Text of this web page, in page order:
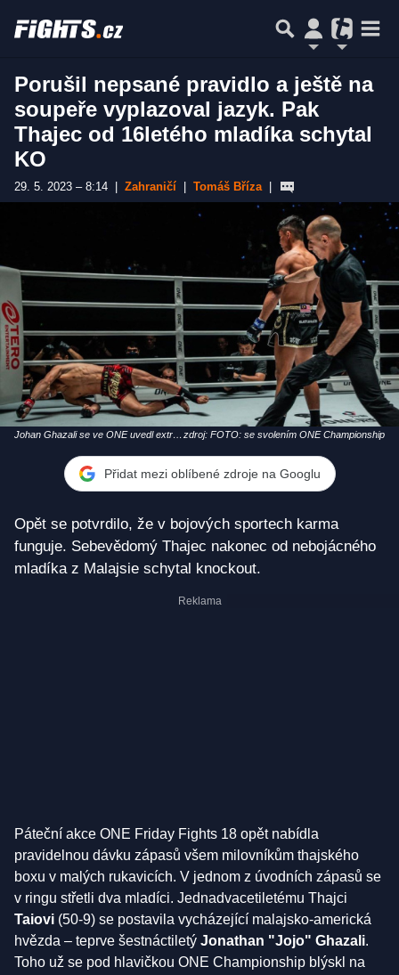
Porušil nepsané pravidlo a ještě na
soupeře vyplazoval jazyk. Pak
Thajec od 16letého mladíka schytal
KO
29. 5. 2023 – 8:14 Zahraničí Tomáš Bříza
Johan Ghazali se ve ONE uvedl extra zdroj: FOTO: se svolením ONE Championship
Přidat mezi oblíbené zdroje na Googlu
Opět se potvrdilo, že v bojových sportech karma
funguje. Sebevědomý Thajec nakonec od nebojácného
mladíka z Malajsie schytal knockout.
Páteční akce ONE Friday Fights 18 opět nabídla
pravidelnou dávku zápasů všem milovníkům thajského
boxu v malých rukavicích. V jednom z úvodních zápasů se
v ringu střetli dva mladíci. Jednadvacetiletému Thajci
Taiovi (50-9) se postavila vycházející malajsko-americká
hvězda – teprve šestnáctiletý Jonathan "Jojo" Ghazali.
Toho už se pod hlavičkou ONE Championship blýskl na